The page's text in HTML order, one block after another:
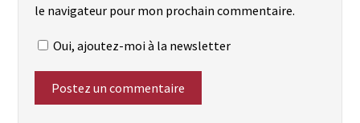
le navigateur pour mon prochain commentaire.
Oui, ajoutez-moi à la newsletter